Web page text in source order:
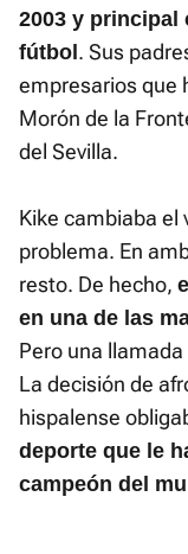
2003 y principal
fútbol . Sus
empresarios que
Morón de la
del Sevilla.
Kike cambiaba el
problema. En
resto. De hecho,
en una de las
Pero una
La decisión de
hispalense
deporte que le
campeón del